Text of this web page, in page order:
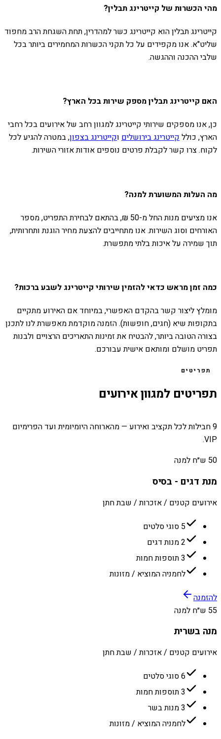
מהי הכשרות של קייטרינג תבלין?
קייטרינג תבלין הוא קייטרינג כשר למהדרין, תחת השגחת הרב מחפוד
שליט"א. אנו מקפידים על כל תקני הכשרות המחמירים ביותר בכל
שלבי ההכנה וההגשה.
האם קייטרינג תבלין מספק שירות בכל הארץ?
כן, אנו מספקים שירותי קייטרינג למגוון רחב של אירועים בכל רחבי
הארץ, כוללקייטרינג בירושלים וקייטרינג בצפון, במטרה להגיע לכל
לקוח. צרו קשר לקבלת פרטים נוספים אודות אזורי השירות.
מה העלות המשוערת למנה?
אנו מציעים מנות החל מ-50 ₪, בהתאם לבחירת התפריט, מספר
האורחים וסוג השירות. אנו מתחייבים להצעת מחיר הוגנת ותחרותית,
תוך שמירה על איכות בלתי מתפשרת.
כמה זמן מראש כדאי להזמין שירותי קייטרינג לשבע ברכות?
מומלץ ליצור קשר בהקדם האפשרי, במיוחד אם האירוע מתקיים
בתקופות שיא (חגים, חופשות). הזמנה מוקדמת מאפשרת לנו לתכנן
בצורה הטובה ביותר, להבטיח את זמינות התאריכים הרצויים ולבנות
תפריט מושלם ומותאם אישית עבורכם.
תפריטים
תפריטים למגוון אירועים
9 חבילות לכל תקציב ואירוע — מהארוחה היומיומית ועד הפרימיום
VIP.
50 ש״ח למנה
מנת דגים - בסיס
אירועים קטנים / אזכרות / שבת חתן
5 סוגי סלטים
2 מנות דגים
3 תוספות חמות
לחמניה המוציא / מזונות
להזמנה
55 ש״ח למנה
מנה בשרית
אירועים קטנים / אזכרות / שבת חתן
6 סוגי סלטים
3 תוספות חמות
3 מנות בשר
לחמניה המוציא / מזונות